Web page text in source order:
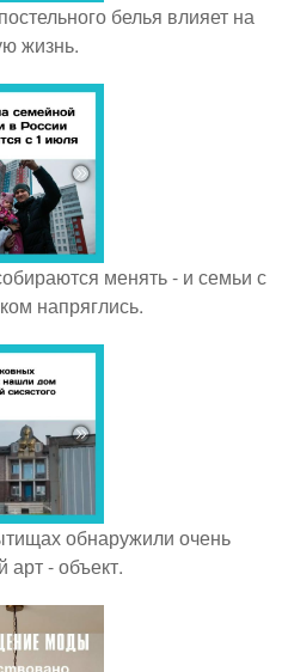
белья влияет на
жизнь.
менять - и семьи с
напряглись.
обнаружили очень
- объект.